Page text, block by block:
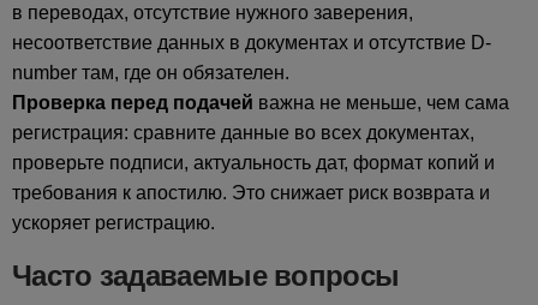
в переводах, отсутствие нужного заверения,
несоответствие данных в документах и отсутствие D-
number там, где он обязателен.
Проверка перед подачей важна не меньше, чем сама
регистрация: сравните данные во всех документах,
проверьте подписи, актуальность дат, формат копий и
требования к апостилю. Это снижает риск возврата и
ускоряет регистрацию.
Часто задаваемые вопросы